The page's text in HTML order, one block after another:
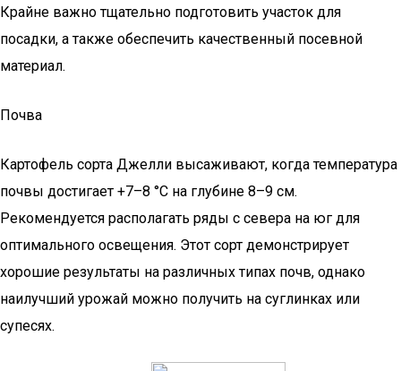
Крайне важно тщательно подготовить участок для
посадки, а также обеспечить качественный посевной
материал.
Почва
Картофель сорта Джелли высаживают, когда температура
почвы достигает +7–8 °C на глубине 8–9 см.
Рекомендуется располагать ряды с севера на юг для
оптимального освещения. Этот сорт демонстрирует
хорошие результаты на различных типах почв, однако
наилучший урожай можно получить на суглинках или
супесях.